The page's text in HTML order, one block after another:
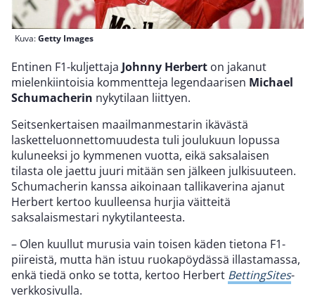
Kuva:Getty Images
Entinen F1-kuljettaja Johnny Herbert on jakanut
mielenkiintoisia kommentteja legendaarisen Michael
Schumacherin nykytilaan liittyen.
Seitsenkertaisen maailmanmestarin ikävästä
lasketteluonnettomuudesta tuli joulukuun lopussa
kuluneeksi jo kymmenen vuotta, eikä saksalaisen
tilasta ole jaettu juuri mitään sen jälkeen julkisuuteen.
Schumacherin kanssa aikoinaan tallikaverina ajanut
Herbert kertoo kuulleensa hurjia väitteitä
saksalaismestari nykytilanteesta.
– Olen kuullut murusia vain toisen käden tietona F1-
piireistä, mutta hän istuu ruokapöydässä illastamassa,
enkä tiedä onko se totta, kertoo Herbert BettingSites-
verkkosivulla.